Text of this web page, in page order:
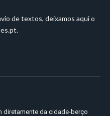
de textos, deixamos aqui o
.
diretamente da cidade-berço